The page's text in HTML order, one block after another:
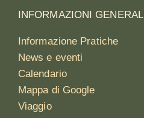
INFORMAZIONI GENERALI
Informazione Pratiche
News e eventi
Calendario
Mappa di Google
Viaggio